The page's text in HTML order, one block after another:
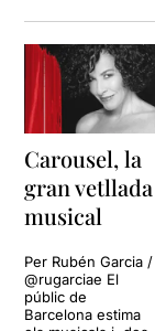
Carousel, la
gran vetllada
musical
Per Rubén Garcia /
@rugarciae El
públic de
Barcelona estima